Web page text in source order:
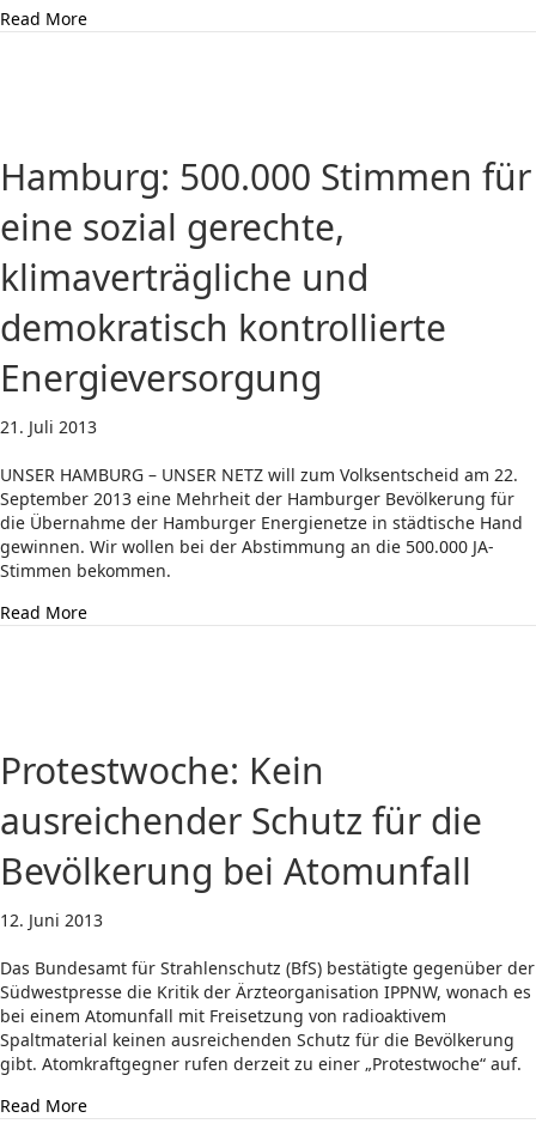
Read Moreabout EU-Atomförderung verhindern!
Hamburg: 500.000 Stimmen für
eine sozial gerechte,
klimaverträgliche und
demokratisch kontrollierte
Energieversorgung
21. Juli 2013
UNSER HAMBURG – UNSER NETZ will zum Volksentscheid am 22.
September 2013 eine Mehrheit der Hamburger Bevölkerung für
die Übernahme der Hamburger Energienetze in städtische Hand
gewinnen. Wir wollen bei der Abstimmung an die 500.000 JA-
Stimmen bekommen.
Read Moreabout Hamburg: 500.000 Stimmen für eine sozial
Protestwoche: Kein
ausreichender Schutz für die
Bevölkerung bei Atomunfall
12. Juni 2013
Das Bundesamt für Strahlenschutz (BfS) bestätigte gegenüber der
Südwestpresse die Kritik der Ärzteorganisation IPPNW, wonach es
bei einem Atomunfall mit Freisetzung von radioaktivem
Spaltmaterial keinen ausreichenden Schutz für die Bevölkerung
gibt. Atomkraftgegner rufen derzeit zu einer „Protestwoche“ auf.
Read Moreabout Protestwoche: Kein ausreichender Schutz für